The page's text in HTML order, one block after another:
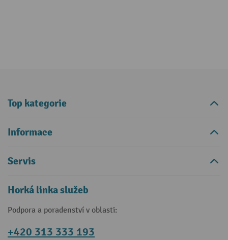
Top kategorie
Informace
Servis
Horká linka služeb
Podpora a poradenství v oblasti:
+420 313 333 193